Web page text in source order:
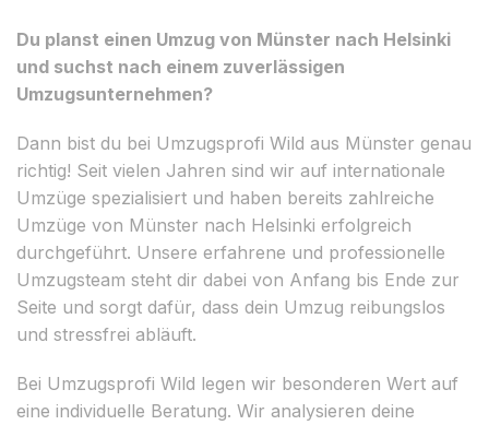
Du planst einen Umzug von Münster nach Helsinki
und suchst nach einem zuverlässigen
Umzugsunternehmen?
Dann bist du bei Umzugsprofi Wild aus Münster genau
richtig! Seit vielen Jahren sind wir auf internationale
Umzüge spezialisiert und haben bereits zahlreiche
Umzüge von Münster nach Helsinki erfolgreich
durchgeführt. Unsere erfahrene und professionelle
Umzugsteam steht dir dabei von Anfang bis Ende zur
Seite und sorgt dafür, dass dein Umzug reibungslos
und stressfrei abläuft.
Bei Umzugsprofi Wild legen wir besonderen Wert auf
eine individuelle Beratung. Wir analysieren deine